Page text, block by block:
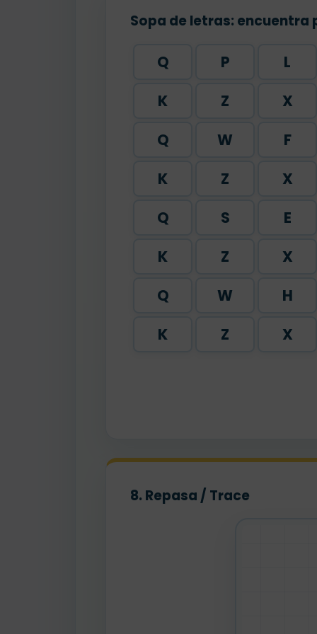
Sopa de letras:
Q P
L
K
Z
X
Q
W
F
K
Z
X
Q
S
E
K
Z
X
Q
W
H
K
Z X
8. Repasa / Trace